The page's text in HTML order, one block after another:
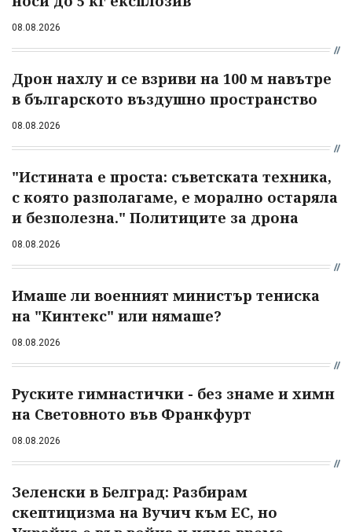
08.08.2026
Дрон нахлу и се взриви на 100 м навътре
в българското въздушно пространство
08.08.2026
"Истината е проста: съветската техника,
с която разполагаме, е морално остаряла
и безполезна." Политиците за дрона
08.08.2026
Имаше ли военният министър тениска
на "Кинтекс" или нямаше?
08.08.2026
Руските гимнастички - без знаме и химн
на Световното във Франкфурт
08.08.2026
Зеленски в Белград: Разбирам
скептицизма на Вучич към ЕС, но